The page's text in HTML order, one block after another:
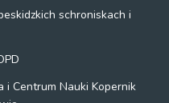
schroniskach i
i Centrum Nauki Kopernik